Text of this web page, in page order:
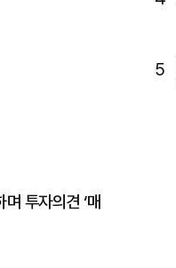
투자의견 ‘매
5